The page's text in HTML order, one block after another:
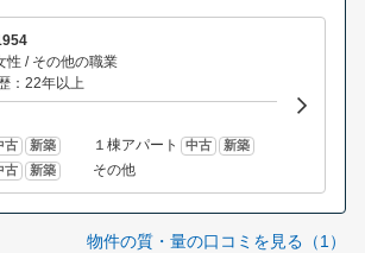
性 / その他の職業
：22年以上
古 新築 １棟アパート 中古 新築
古 新築 その他
物件の質・量の口コミを見る（1）